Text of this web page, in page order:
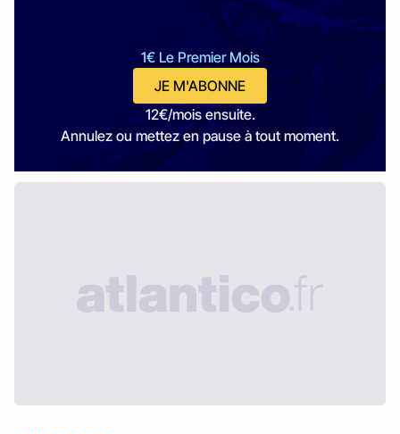
1€ Le Premier Mois
JE M'ABONNE
12€/mois ensuite.
Annulez ou mettez en pause à tout moment.